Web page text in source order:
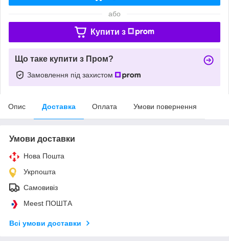
або
Купити з
Що таке купити з Пром?
Замовлення під захистом
Опис Доставка Оплата Умови повернення
Умови доставки
Нова Пошта
Укрпошта
Самовивіз
Meest ПОШТА
Всі умови доставки